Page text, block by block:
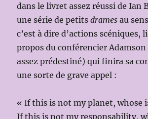
dans le livret assez réussi de Ian
une série de petitsdrames au
c’est à dire d’actions scéniques,
propos du conférencier
assez prédestiné) qui finira sa
une sorte de grave appel :
« If this is not my planet, whose
If this is not my responsability,